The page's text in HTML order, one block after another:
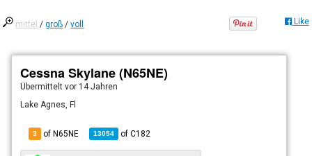
mittel /groß /voll Like
Cessna Skylane (N65NE)
Übermitteltvor 14 Jahren
Lake Agnes, Fl
3 of N65NE 13054 ofC182